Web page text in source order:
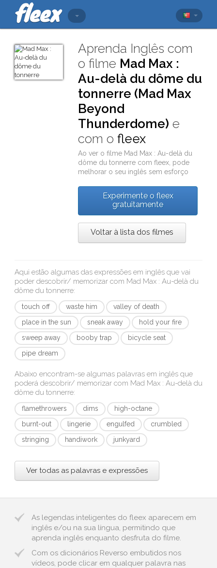
Aprenda Inglês com
o filme Mad Max :
Au-delà du dôme du
tonnerre (Mad Max
Beyond
Thunderdome) e
com ofleex
Ao ver o filme Mad Max : Au-delà du
dôme du tonnerre comfleex , pode
melhorar o seu inglês sem esforço
Experimente o fleex
gratuitamente
Voltar à lista dos filmes
Aqui estão algumas das expressões em inglês que vai
poder descobrir/ memorizar com Mad Max : Au-delà du
dôme du tonnerre:
touch off waste him
valley of death
place in the sun
sneak away
hold your fire
sweep away
booby trap
bicycle seat
pipe dream
Abaixo encontram-se algumas palavras em inglês que
poderá descobrir/ memorizar com Mad Max : Au-delà du
dôme du tonnerre:
flamethrowers dims
high-octane
burnt-out
lingerie engulfed
crumbled
stringing
handiwork junkyard
Ver todas as palavras e expressões
As legendas inteligentes do fleex aparecem em
inglês e/ou na sua língua, permitindo que
aprenda inglês enquanto desfruta do filme.
Com os dicionários Reverso embutidos nos
vídeos, pode clicar em qualquer palavra nas